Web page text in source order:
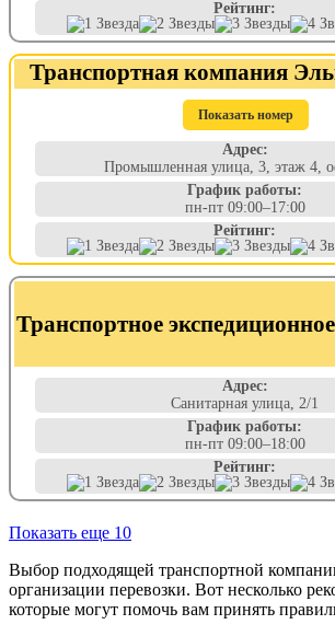
Рейтинг:
Транспортная компания
Показать номер
Адрес:
Промышленная улица, 3, этаж 4,
График работы:
пн-пт 09:00–17:00
Рейтинг:
Транспортное
Адрес:
Санитарная улица, 2/1
График работы:
пн-пт 09:00–18:00
Рейтинг:
Показать еще 10
Выбор подходящей транспортной
организации перевозки. Вот несколько
которые могут помочь вам принять